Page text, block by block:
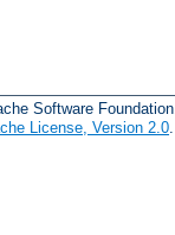
Software Foundation.
License, Version 2.0